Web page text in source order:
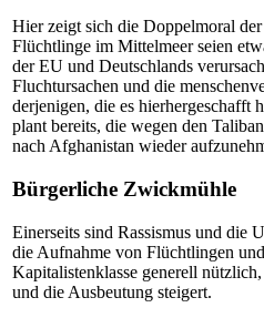
Hier zeigt sich die Doppelmoral
Flüchtlinge im Mittelmeer seien
der EU und Deutschlands
Fluchtursachen und die
derjenigen, die es hierhergeschafft
plant bereits, die wegen den
nach Afghanistan wieder
Bürgerliche Zwickmühle
Einerseits sind Rassismus und die
die Aufnahme von Flüchtlingen
Kapitalistenklasse generell
und die Ausbeutung steigert.